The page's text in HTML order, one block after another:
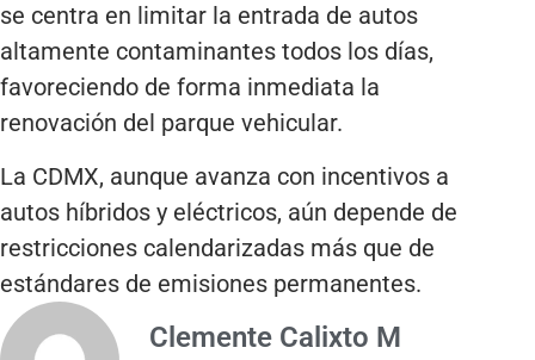
se centra en limitar la entrada de autos
altamente contaminantes todos los días,
favoreciendo de forma inmediata la
renovación del parque vehicular.
La CDMX, aunque avanza con incentivos a
autos híbridos y eléctricos, aún depende de
restricciones calendarizadas más que de
estándares de emisiones permanentes.
Clemente Calixto M